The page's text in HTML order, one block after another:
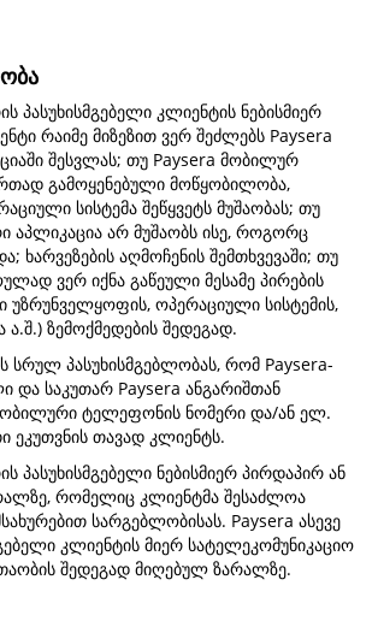
პასუხისმგებელი კლიენტის ნებისმიერ
რაიმე მიზეზით ვერ შეძლებს Paysera
შესვლას; თუ Paysera მობილურ
გამოყენებული მოწყობილობა,
სისტემა შეწყვეტს მუშაობას; თუ
აპლიკაცია არ მუშაობს ისე, როგორც
ხარვეზების აღმოჩენის შემთხვევაში; თუ
ვერ იქნა გაწეული მესამე პირების
უზრუნველყოფის, ოპერაციული სისტემის,
ზემოქმედების შედეგად.
სრულ პასუხისმგებლობას, რომ Paysera-
და საკუთარ Paysera ანგარიშთან
ტელეფონის ნომერი და/ან ელ.
ეკუთვნის თავად კლიენტს.
პასუხისმგებელი ნებისმიერ პირდაპირ ან
რომელიც კლიენტმა შესაძლოა
სარგებლობისას. Paysera ასევე
კლიენტის მიერ სატელეკომუნიკაციო
შედეგად მიღებულ ზარალზე.